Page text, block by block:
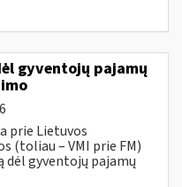
gyventojų pajamų
prie Lietuvos
(toliau – VMI prie FM)
gyventojų pajamų